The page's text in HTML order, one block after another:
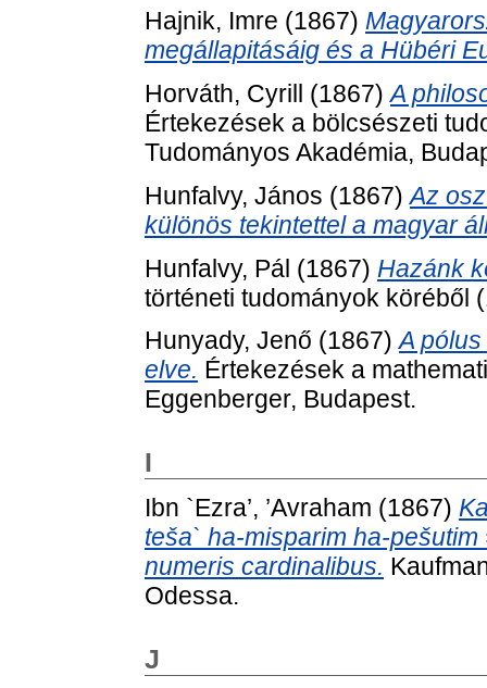
Hajnik, Imre (1867)
megállapitásáig és a Hübéri
Horváth, Cyrill (1867)A
Értekezések a bölcsészeti
Tudományos Akadémia,
Hunfalvy, János (1867)Az
különös tekintettel a magyar
Hunfalvy, Pál (1867) Hazánk
történeti tudományok köréből
Hunyady, Jenő (1867)A
elve. Értekezések a
Eggenberger, Budapest.
I
Ibn `Ezra’, ’Avraham (1867)
teša` ha-misparim ha-
numeris cardinalibus.
Odessa.
J